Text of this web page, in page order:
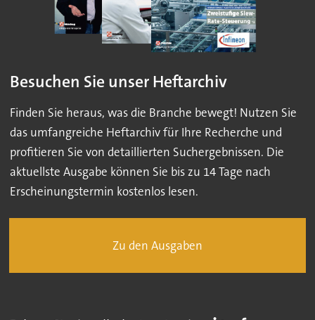
Besuchen Sie unser Heftarchiv
Finden Sie heraus, was die Branche bewegt! Nutzen Sie
das umfangreiche Heftarchiv für Ihre Recherche und
profitieren Sie von detaillierten Suchergebnissen. Die
aktuellste Ausgabe können Sie bis zu 14 Tage nach
Erscheinungstermin kostenlos lesen.
Zu den Ausgaben